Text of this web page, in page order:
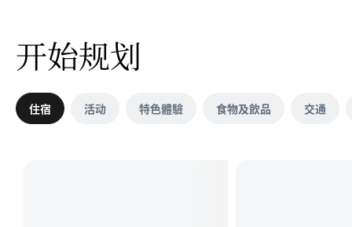
开始规划
住宿 活动 特色體驗 食物及飲品 交通